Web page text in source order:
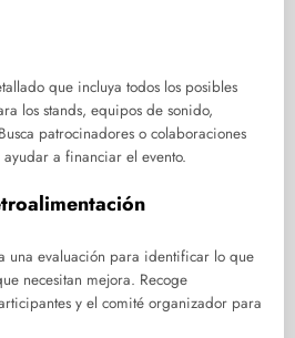
que incluya todos los posibles
los stands, equipos de sonido,
patrocinadores o colaboraciones
a financiar el evento.
una evaluación para identificar lo que
necesitan mejora. Recoge
y el comité organizador para